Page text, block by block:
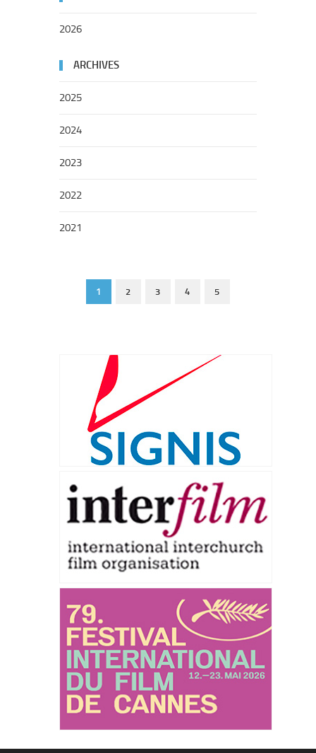
2026
ARCHIVES
2025
2024
2023
2022
2021
1 2 3 4 5